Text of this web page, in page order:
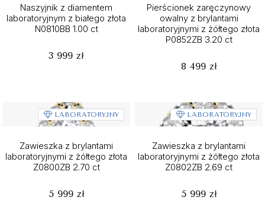
Naszyjnik z diamentem
laboratoryjnym z białego złota
N0810BB 1.00 ct
3 999 zł
Pierścionek zaręczynowy
owalny z brylantami
laboratoryjnymi z żółtego złota
P0852ZB 3.20 ct
8 499 zł
LABORATORYJNY
Zawieszka z brylantami
laboratoryjnymi z żółtego złota
Z0800ZB 2.70 ct
5 999 zł
LABORATORYJNY
Zawieszka z brylantami
laboratoryjnymi z żółtego złota
Z0802ZB 2.69 ct
5 999 zł